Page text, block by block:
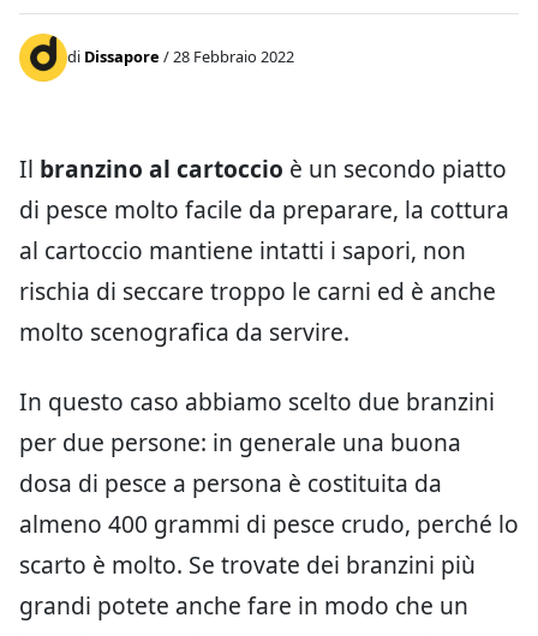
di Dissapore / 28 Febbraio 2022
Il branzino al cartoccio è un secondo piatto
di pesce molto facile da preparare, la cottura
al cartoccio mantiene intatti i sapori, non
rischia di seccare troppo le carni ed è anche
molto scenografica da servire.
In questo caso abbiamo scelto due branzini
per due persone: in generale una buona
dosa di pesce a persona è costituita da
almeno 400 grammi di pesce crudo, perché lo
scarto è molto. Se trovate dei branzini più
grandi potete anche fare in modo che un